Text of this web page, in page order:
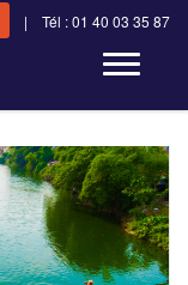
| Tél : 01 40 03 35 87
Toggle